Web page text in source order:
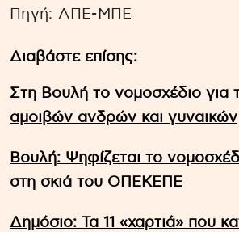
Πηγή: ΑΠΕ-ΜΠΕ
Διαβάστε επίσης:
Στη Βουλή το νομοσχέδιο για
αμοιβών ανδρών και γυναικών
Βουλή: Ψηφίζεται το
στη σκιά του ΟΠΕΚΕΠΕ
Δημόσιο: Τα 11 «χαρτιά» που